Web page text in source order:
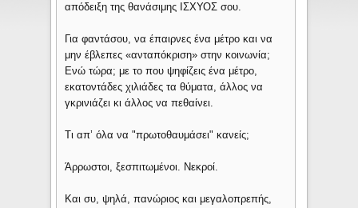
απόδειξη της θανάσιμης ΙΣΧΥΟΣ σου.
Για φαντάσου, να έπαιρνες ένα μέτρο και να
μην έβλεπες «ανταπόκριση» στην κοινωνία;
Ενώ τώρα; με το που ψηφίζεις ένα μέτρο,
εκατοντάδες χιλιάδες τα θύματα, άλλος να
γκρινιάζει κι άλλος να πεθαίνει.
Τι απ’ όλα να "πρωτοθαυμάσει" κανείς;
Άρρωστοι, ξεσπιτωμένοι. Νεκροί.
Και συ, ψηλά, πανώριος και μεγαλοπρεπής,